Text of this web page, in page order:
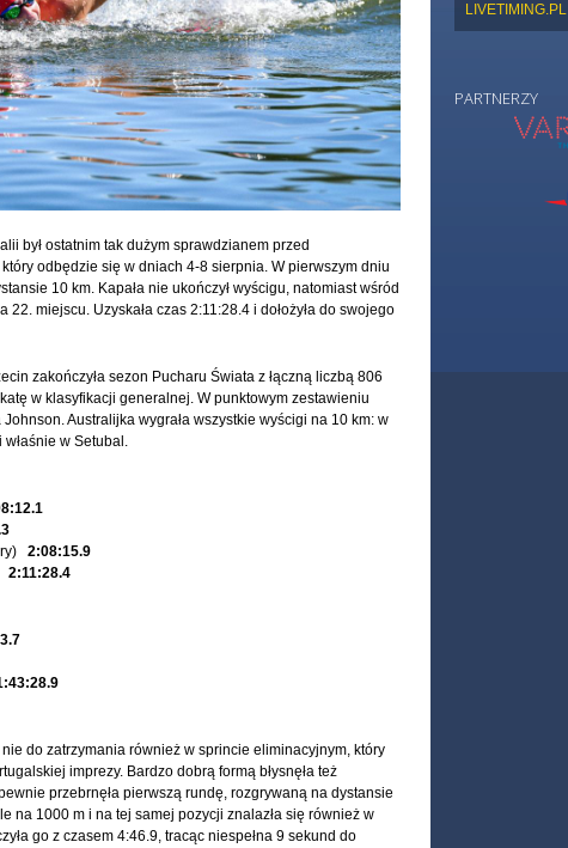
był ostatnim tak dużym sprawdzianem przed
odbędzie się w dniach 4-8 sierpnia. W pierwszym dniu
10 km. Kapała nie ukończył wyścigu, natomiast wśród
22. miejscu. Uzyskała czas 2:11:28.4 i dołożyła do swojego
zakończyła sezon Pucharu Świata z łączną liczbą 806
w klasyfikacji generalnej. W punktowym zestawieniu
Australijka wygrała wszystkie wyścigi na 10 km: w
w Setubal.
2:08:15.9
2:11:28.4
nie do zatrzymania również w sprincie eliminacyjnym, który
imprezy. Bardzo dobrą formą błysnęła też
przebrnęła pierwszą rundę, rozgrywaną na dystansie
na 1000 m i na tej samej pozycji znalazła się również w
go z czasem 4:46.9, tracąc niespełna 9 sekund do
LIVETIMING.PL
PARTNERZY